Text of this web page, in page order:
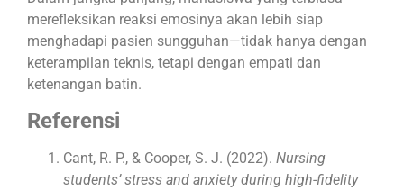
merefleksikan reaksi emosinya akan lebih siap
menghadapi pasien sungguhan—tidak hanya dengan
keterampilan teknis, tetapi dengan empati dan
ketenangan batin.
Referensi
Cant, R. P., & Cooper, S. J. (2022). Nursing
students’ stress and anxiety during high-fidelity